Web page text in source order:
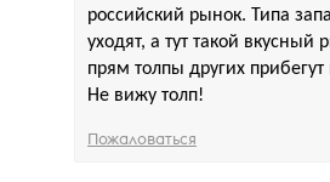
российский рынок. Типа
уходят, а тут такой вкусный
прям толпы других
Не вижу толп!
Пожаловаться